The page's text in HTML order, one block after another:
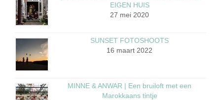
EIGEN HUIS
27 mei 2020
SUNSET FOTOSHOOTS
16 maart 2022
MINNE & ANWAR | Een bruiloft met een
Marokkaans tintje